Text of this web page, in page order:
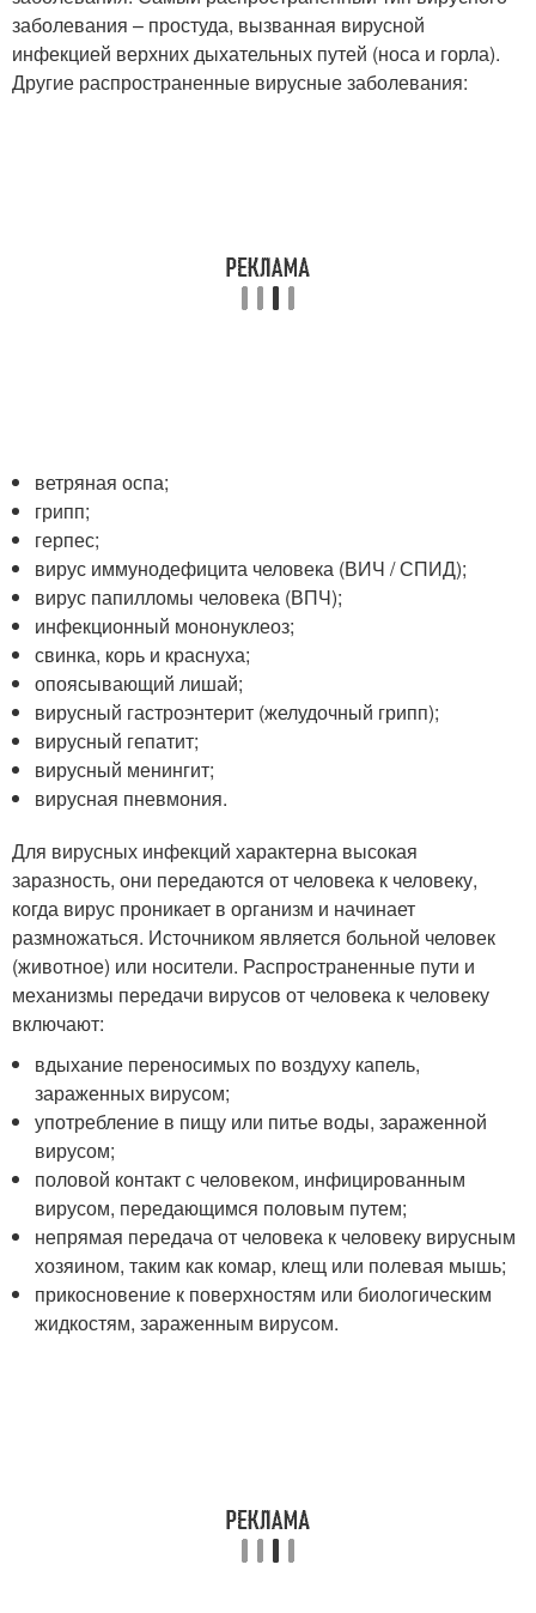
заболевания – простуда, вызванная вирусной
инфекцией верхних дыхательных путей (носа и горла).
Другие распространенные вирусные заболевания:
ветряная оспа;
грипп;
герпес;
вирус иммунодефицита человека (ВИЧ / СПИД);
вирус папилломы человека (ВПЧ);
инфекционный мононуклеоз;
свинка, корь и краснуха;
опоясывающий лишай;
вирусный гастроэнтерит (желудочный грипп);
вирусный гепатит;
вирусный менингит;
вирусная пневмония.
Для вирусных инфекций характерна высокая
заразность, они передаются от человека к человеку,
когда вирус проникает в организм и начинает
размножаться. Источником является больной человек
(животное) или носители. Распространенные пути и
механизмы передачи вирусов от человека к человеку
включают:
вдыхание переносимых по воздуху капель,
зараженных вирусом;
употребление в пищу или питье воды, зараженной
вирусом;
половой контакт с человеком, инфицированным
вирусом, передающимся половым путем;
непрямая передача от человека к человеку вирусным
хозяином, таким как комар, клещ или полевая мышь;
прикосновение к поверхностям или биологическим
жидкостям, зараженным вирусом.